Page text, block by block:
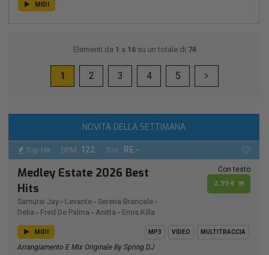
MIDI
Elementi da 1 a 16su un totale di 74
1 2 3 4 5
NOVITÀ DELLA SETTIMANA
Top Hit BPM: 122 Ton.: RE -
Medley Estate 2026 Best
Hits
Samurai Jay - Levante - Serena Brancale -
Delia - Fred De Palma - Anitta - Emis Killa
Con testo
2,99 €
MIDI MP3 VIDEO MULTITRACCIA
Arrangiamento E Mix Originale By Spring DJ